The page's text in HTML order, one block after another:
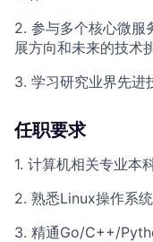
2. 参与多个核心微服
展方向和未来的技术
3. 学习研究业界先进
任职要求
1. 计算机相关专业本
2. 熟悉Linux操作系
3. 精通Go/C++/